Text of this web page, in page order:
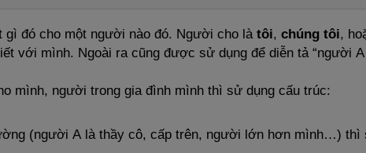
gì đó cho một người nào đó. Người cho là tôi, chúng tôi,
với mình. Ngoài ra cũng được sử dụng để diễn tả “người A
người trong gia đình mình thì sử dụng cấu trúc:
(người A là thầy cô, cấp trên, người lớn hơn mình…) thì